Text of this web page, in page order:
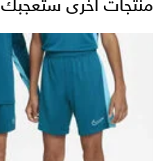
منتجات أخرى ستعجبك